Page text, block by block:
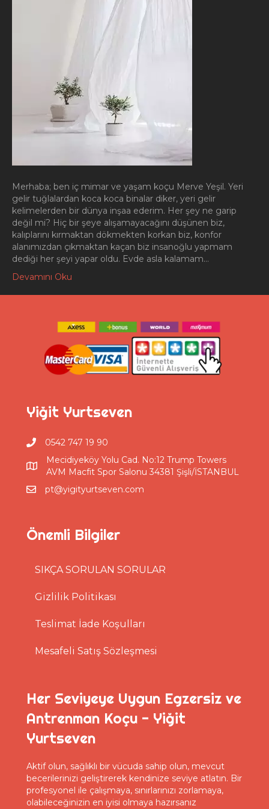
Merhaba; ben iç mimar ve yaşam koçu Merve Yeşil. Yeri
gelir tuğlalardan koca koca binalar diker, yeri gelir
kelimelerden bir dünya inşaa ederim. Her şey ne garip
değil mi? Hiç bir şeye alışamayacağını düşünen biz,
kalıplarını kırmaktan dökmekten korkan biz, konfor
alanımızdan çıkmaktan kaçan biz insanoğlu yapmam
dediği her şeyi yapar oldu. Evde asla kalamam…
Devamını Oku
Yiğit Yurtseven
0542 747 19 90
Mecidiyeköy Yolu Cad. No:12 Trump Towers
AVM Macfit Spor Salonu 34381 Şişli/İSTANBUL
pt@yigityurtseven.com
Önemli Bilgiler
SIKÇA SORULAN SORULAR
Gizlilik Politikası
Teslimat İade Koşulları
Mesafeli Satış Sözleşmesi
Her Seviyeye Uygun Egzersiz ve
Antrenman Koçu - Yiğit
Yurtseven
Aktif olun, sağlıklı bir vücuda sahip olun, mevcut
becerilerinizi geliştirerek kendinize seviye atlatın. Bir
profesyonel ile çalışmaya, sınırlarınızı zorlamaya,
olabileceğinizin en iyisi olmaya hazırsanız